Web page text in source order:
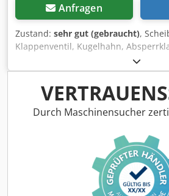
Anfragen
Zustand: sehr gut (gebraucht),
Klappenventil, Kugelhahn,
Schieber, Membranventil, Membran-
Flanschen-Absperrventil -Hersteller:
Absperrventil Typ BOA-C JL1040 -
Anzahl: 4x Ventil vorhanden -Preis:
120/100/H210 mm Chedpfx Alsrtcc
Durch Maschinensucher